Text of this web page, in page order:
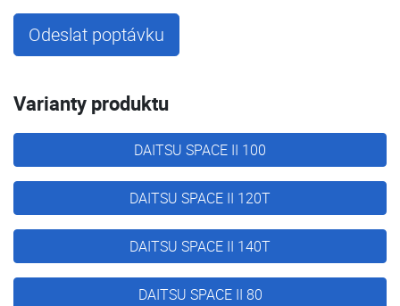
Odeslat poptávku
Varianty produktu
DAITSU SPACE II 100
DAITSU SPACE II 120T
DAITSU SPACE II 140T
DAITSU SPACE II 80